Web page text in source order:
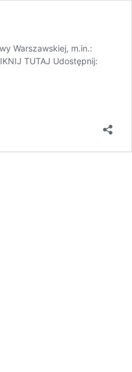
Warszawskiej, m.in.:
TUTAJ Udostępnij: